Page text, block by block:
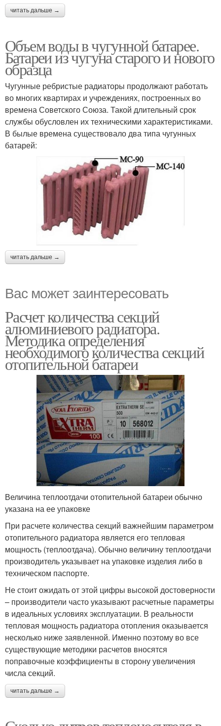
читать дальше →
Объем воды в чугунной батарее.
Батареи из чугуна старого и нового
образца
Чугунные ребристые радиаторы продолжают работать
во многих квартирах и учреждениях, построенных во
времена Советского Союза. Такой длительный срок
службы обусловлен их техническими характеристиками.
В былые времена существовало два типа чугунных
батарей:
читать дальше →
Вас может заинтересовать
Расчет количества секций
алюминиевого радиатора.
Методика определения
необходимого количества секций
отопительной батареи
Величина теплоотдачи отопительной батареи обычно
указана на ее упаковке
При расчете количества секций важнейшим параметром
отопительного радиатора является его тепловая
мощность (теплоотдача). Обычно величину теплоотдачи
производитель указывает на упаковке изделия либо в
техническом паспорте.
Не стоит ожидать от этой цифры высокой достоверности
– производители часто указывают расчетные параметры
в идеальных условиях эксплуатации. В реальности
тепловая мощность радиатора отопления оказывается
несколько ниже заявленной. Именно поэтому во все
существующие методики расчетов вносятся
поправочные коэффициенты в сторону увеличения
числа секций.
читать дальше →